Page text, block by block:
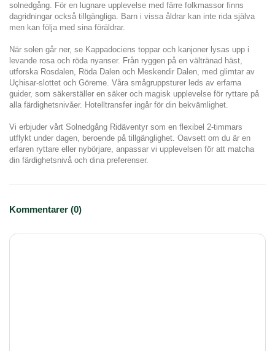
solnedgång. För en lugnare upplevelse med färre folkmassor finns
dagridningar också tillgängliga. Barn i vissa åldrar kan inte rida själva
men kan följa med sina föräldrar.
När solen går ner, se Kappadociens toppar och kanjoner lysas upp i
levande rosa och röda nyanser. Från ryggen på en vältränad häst,
utforska Rosdalen, Röda Dalen och Meskendir Dalen, med glimtar av
Uçhisar-slottet och Göreme. Våra smågruppsturer leds av erfarna
guider, som säkerställer en säker och magisk upplevelse för ryttare på
alla färdighetsnivåer. Hotelltransfer ingår för din bekvämlighet.
Vi erbjuder vårt Solnedgång Ridäventyr som en flexibel 2-timmars
utflykt under dagen, beroende på tillgänglighet. Oavsett om du är en
erfaren ryttare eller nybörjare, anpassar vi upplevelsen för att matcha
din färdighetsnivå och dina preferenser.
Kommentarer (0)